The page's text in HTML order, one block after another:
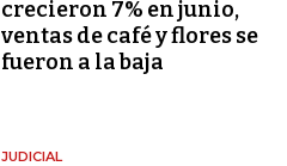
crecieron 7% en junio,
ventas de café y flores se
fueron a la baja
JUDICIAL